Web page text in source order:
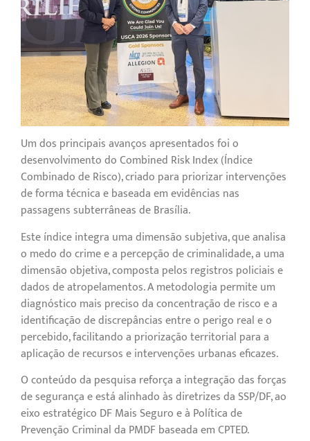
Um dos principais avanços apresentados foi o
desenvolvimento do Combined Risk Index (Índice
Combinado de Risco), criado para priorizar intervenções
de forma técnica e baseada em evidências nas
passagens subterrâneas de Brasília.
Este índice integra uma dimensão subjetiva, que analisa
o medo do crime e a percepção de criminalidade, a uma
dimensão objetiva, composta pelos registros policiais e
dados de atropelamentos. A metodologia permite um
diagnóstico mais preciso da concentração de risco e a
identificação de discrepâncias entre o perigo real e o
percebido, facilitando a priorização territorial para a
aplicação de recursos e intervenções urbanas eficazes.
O conteúdo da pesquisa reforça a integração das forças
de segurança e está alinhado às diretrizes da SSP/DF, ao
eixo estratégico DF Mais Seguro e à Política de
Prevenção Criminal da PMDF baseada em CPTED.